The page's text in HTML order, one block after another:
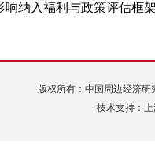
纳入福利与政策评估框
版权所有：中国周边经济研
技术支持：